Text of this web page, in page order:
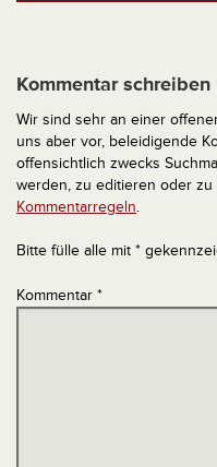
Kommentar schreiben
Wir sind sehr an einer
uns aber vor, beleidigende
offensichtlich zwecks
werden, zu editieren oder
Kommentarregeln.
Bitte fülle alle mit *
Kommentar *